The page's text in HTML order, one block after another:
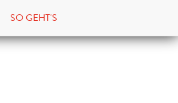
SO GEHT'S